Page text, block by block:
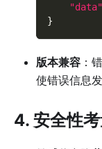
"data"
}
版本兼容 ：
使错误信息发
4. 安全性